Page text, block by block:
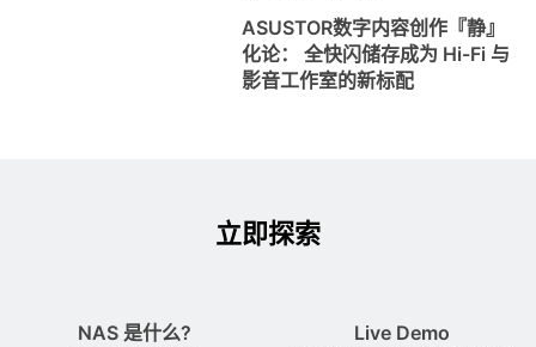
ASUSTOR数字内容创作『静』
化论： 全快闪储存成为 Hi-Fi 与
影音工作室的新标配
立即探索
NAS 是什么?
Live Demo